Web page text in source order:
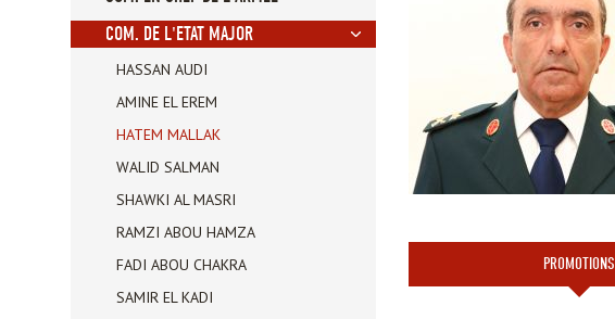
COM. DE L'ETAT MAJOR
HASSAN AUDI
AMINE EL EREM
HATEM MALLAK
WALID SALMAN
SHAWKI AL MASRI
RAMZI ABOU HAMZA
FADI ABOU CHAKRA
SAMIR EL KADI
PROMOTIONS